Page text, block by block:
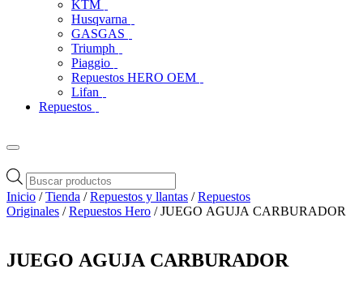
KTM
Husqvarna
GASGAS
Triumph
Piaggio
Repuestos HERO OEM
Lifan
Repuestos
Búsqueda
de
productos
Inicio /Tienda /Repuestos y llantas /Repuestos
Originales /Repuestos Hero / JUEGO AGUJA CARBURADOR
JUEGO AGUJA CARBURADOR